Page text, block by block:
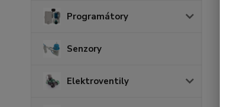
Programátory
Senzory
Elektroventily